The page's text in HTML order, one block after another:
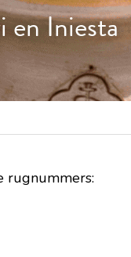
en Iniesta
rugnummers: